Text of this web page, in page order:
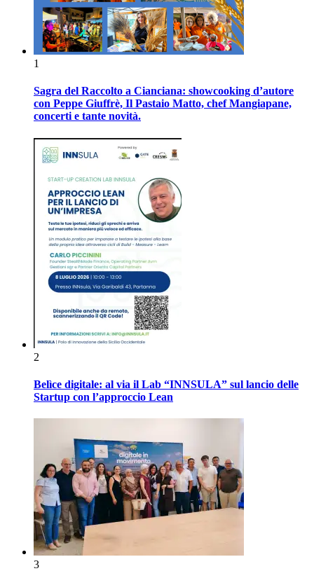
1
Sagra del Raccolto a Cianciana: showcooking d’autore
con Peppe Giuffrè, Il Pastaio Matto, chef Mangiapane,
concerti e tante novità.
2
Belìce digitale: al via il Lab “INNSULA” sul lancio delle
Startup con l’approccio Lean
3